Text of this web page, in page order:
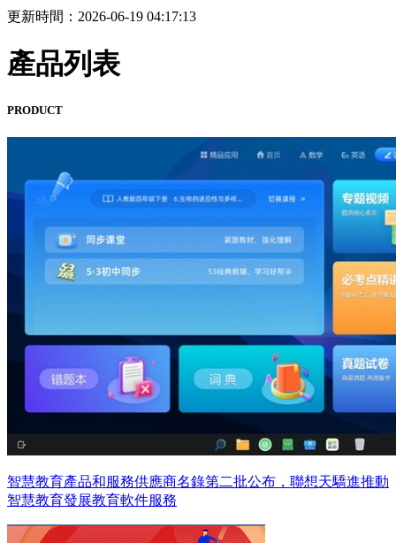
更新時間：2026-06-19 04:17:13
產品列表
PRODUCT
智慧教育產品和服務供應商名錄第二批公布，聯想天驕進推動
智慧教育發展教育軟件服務